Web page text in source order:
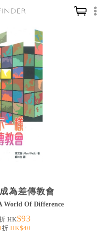
為差傳教會
World Of Difference
HK$93
折HK$40